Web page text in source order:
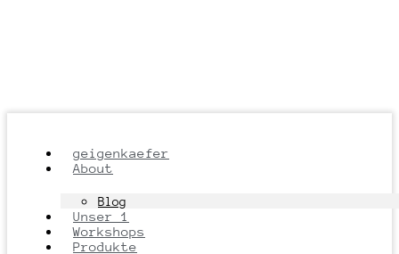
geigenkaefer
About
Blog
Unser 1
Workshops
Produkte